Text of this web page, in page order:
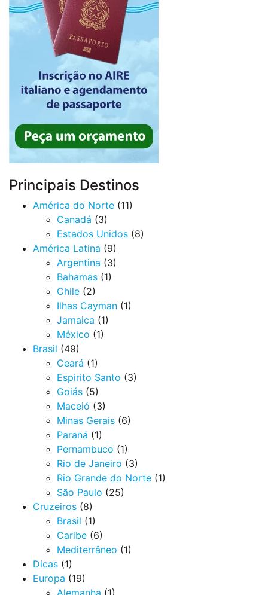
Principais Destinos
América do Norte (11)
Canadá (3)
Estados Unidos (8)
América Latina (9)
Argentina (3)
Bahamas (1)
Chile (2)
Ilhas Cayman (1)
Jamaica (1)
México (1)
Brasil (49)
Ceará (1)
Espirito Santo (3)
Goiás (5)
Maceió (3)
Minas Gerais (6)
Paraná (1)
Pernambuco (1)
Rio de Janeiro (3)
Rio Grande do Norte (1)
São Paulo (25)
Cruzeiros (8)
Brasil (1)
Caribe (6)
Mediterrâneo (1)
Dicas (1)
Europa (19)
Alemanha (1)